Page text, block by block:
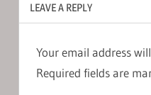
LEAVE A REPLY
Your email address
Required fields are